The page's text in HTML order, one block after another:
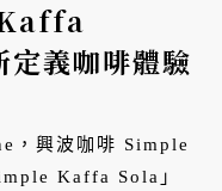
義咖啡體驗
，興波咖啡 Simple
Kaffa Sola」